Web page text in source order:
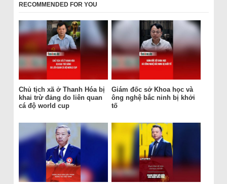
RECOMMENDED FOR YOU
Chủ tịch xã ở Thanh Hóa bị
khai trừ đảng do liên quan
cá độ world cup
Giám đốc sở Khoa học và
ông nghệ bắc ninh bị khởi
tố